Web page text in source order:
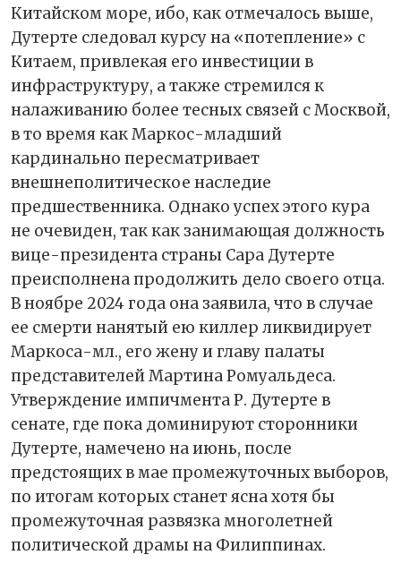
Китайском море, ибо, как отмечалось выше,
Дутерте следовал курсу на «потепление» с
Китаем, привлекая его инвестиции в
инфраструктуру, а также стремился к
налаживанию более тесных связей с Москвой,
в то время как Маркос-младший
кардинально пересматривает
внешнеполитическое наследие
предшественника. Однако успех этого кура
не очевиден, так как занимающая должность
вице-президента страны Сара Дутерте
преисполнена продолжить дело своего отца.
В ноябре 2024 года она заявила, что в случае
ее смерти нанятый ею киллер ликвидирует
Маркоса-мл., его жену и главу палаты
представителей Мартина Ромуальдеса.
Утверждение импичмента Р. Дутерте в
сенате, где пока доминируют сторонники
Дутерте, намечено на июнь, после
предстоящих в мае промежуточных выборов,
по итогам которых станет ясна хотя бы
промежуточная развязка многолетней
политической драмы на Филиппинах.